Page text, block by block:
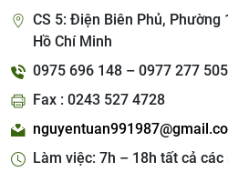
CS 5: Điện Biên Phủ, Phường
Hồ Chí Minh
0975 696 148 – 0977 277 505
Fax : 0243 527 4728
Làm việc: 7h – 18h tất cả các